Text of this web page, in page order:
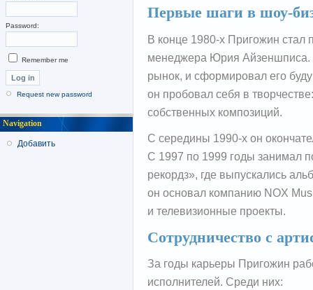
Первые шаги в шоу-
В конце 1980-х Пригожин стал
менеджера Юрия Айзеншписа.
рынок, и сформировал его
он пробовал себя в
собственных композиций.
С середины 1990-х он
С 1997 по 1999 годы занимал
рекордз», где выпускались
он основал компанию NOX
и телевизионные проекты.
Сотрудничество с
За годы карьеры Пригожин
исполнителей. Среди них:
Password:
Remember me
Request new password
Navigation
Добавить